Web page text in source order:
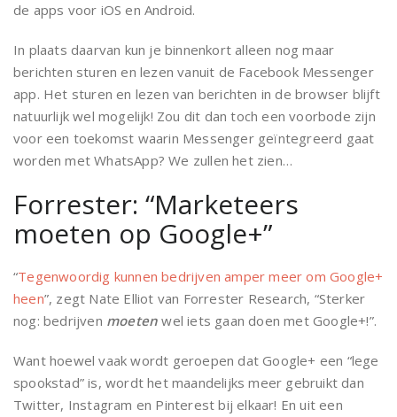
de apps voor iOS en Android.
In plaats daarvan kun je binnenkort alleen nog maar
berichten sturen en lezen vanuit de Facebook Messenger
app. Het sturen en lezen van berichten in de browser blijft
natuurlijk wel mogelijk! Zou dit dan toch een voorbode zijn
voor een toekomst waarin Messenger geïntegreerd gaat
worden met WhatsApp? We zullen het zien…
Forrester: “Marketeers
moeten op Google+”
“Tegenwoordig kunnen bedrijven amper meer om Google+
heen”, zegt Nate Elliot van Forrester Research, “Sterker
nog: bedrijven moeten wel iets gaan doen met Google+!”.
Want hoewel vaak wordt geroepen dat Google+ een “lege
spookstad” is, wordt het maandelijks meer gebruikt dan
Twitter, Instagram en Pinterest bij elkaar! En uit een